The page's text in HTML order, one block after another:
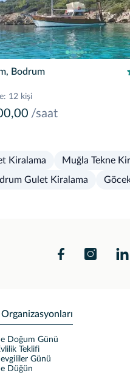
Bodrum
: 12 kişi
/saat
Kiralama Muğla Tekne
Gulet Kiralama
Doğum Günü
Teklifi
Günü
Düğün